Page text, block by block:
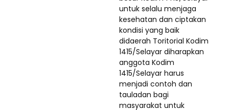
untuk selalu menjaga
kesehatan dan ciptakan
kondisi yang baik
didaerah Toritorial Kodim
1415/Selayar diharapkan
anggota Kodim
1415/Selayar harus
menjadi contoh dan
tauladan bagi
masyarakat untuk